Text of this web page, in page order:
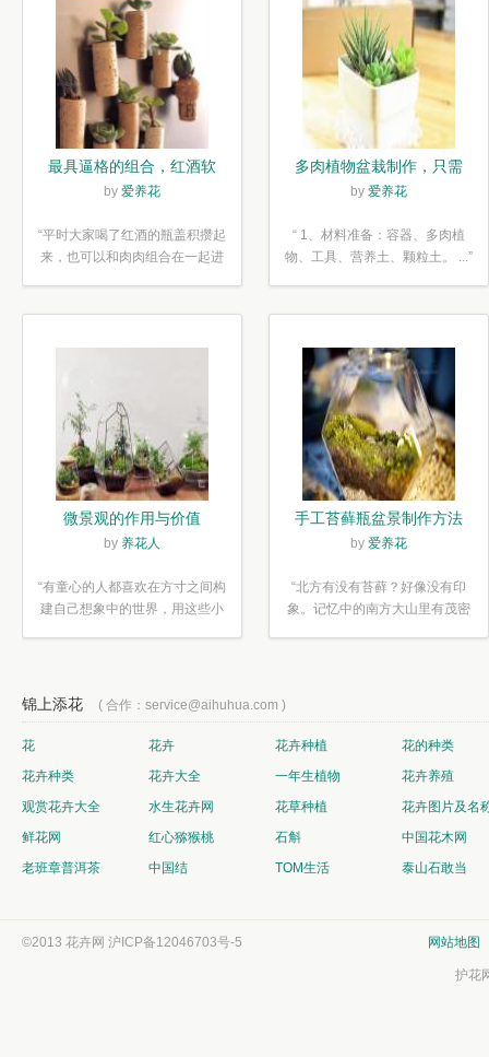
最具逼格的组合，红酒软
木塞diy多肉植物盆栽
by 爱养花
“平时大家喝了红酒的瓶盖积攒起
来，也可以和肉肉组合在一起进
多肉植物盆栽制作，只需
简单6步
by 爱养花
“ 1、材料准备：容器、多肉植
物、工具、营养土、颗粒土。 ...”
微景观的作用与价值
by 养花人
“有童心的人都喜欢在方寸之间构
建自己想象中的世界，用这些小
手工苔藓瓶盆景制作方法
by 爱养花
“北方有没有苔藓？好像没有印
象。记忆中的南方大山里有茂密
锦上添花 ( 合作：service@aihuhua.com )
花 花卉 花卉种植
花的种类
花卉种类
花卉大全 一年生植物
花卉养殖
观赏花卉大全
水生花卉网 花草种植
花卉图片及名
鲜花网
红心猕猴桃 石斛
中国花木网
老班章普洱茶
中国结 TOM生活 泰山石敢当
©2013 花卉网 沪ICP备12046703号-5 网站地图
护花